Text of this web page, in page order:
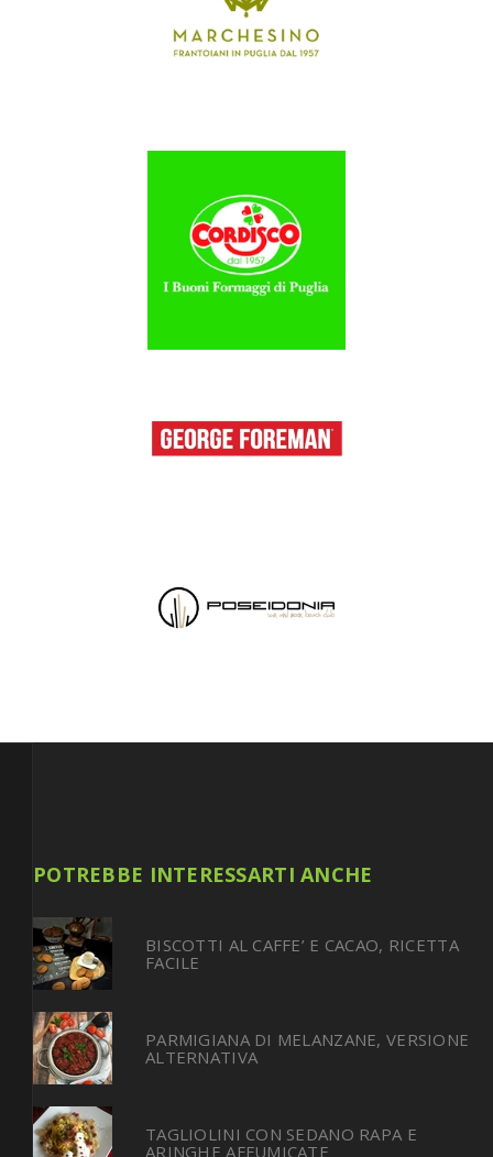
POTREBBE INTERESSARTI ANCHE
BISCOTTI AL CAFFE’ E CACAO, RICETTA
FACILE
PARMIGIANA DI MELANZANE, VERSIONE
ALTERNATIVA
TAGLIOLINI CON SEDANO RAPA E
ARINGHE AFFUMICATE